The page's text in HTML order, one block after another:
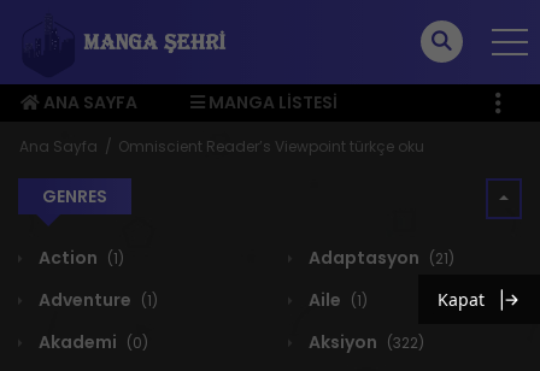
ANA SAYFA
MANGA LISTESI
ÜYE MENÜSÜ
Ana Sayfa Omniscient Reader’s Viewpoint türkçe oku
GENRES
Action (1) Adaptasyon (21)
Adventure (1) Aile (1)
Akademi (0) Aksiyon (322)
Kapat